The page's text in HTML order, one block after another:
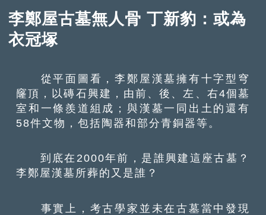
李鄭屋古墓無人骨 丁新豹：或為
衣冠塚
從平面圖看，李鄭屋漢墓擁有十字型穹
窿頂，以磚石興建，由前、後、左、右4個墓
室和一條羨道組成；與漢墓一同出土的還有
58件文物，包括陶器和部分青銅器等。
到底在2000年前，是誰興建這座古墓？
李鄭屋漢墓所葬的又是誰？
事實上，考古學家並未在古墓當中發現